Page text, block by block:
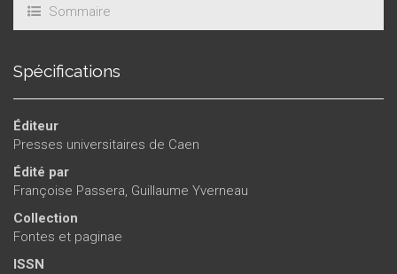
Sommaire
Spécifications
Éditeur
Presses universitaires de Caen
Édité par
Françoise Passera, Guillaume Yverneau
Collection
Fontes et paginae
ISSN